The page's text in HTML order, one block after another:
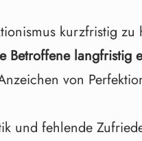
kurzfristig
Betroffene
von
und fehlende